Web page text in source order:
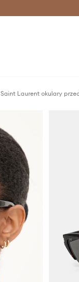
Saint Laurent okulary